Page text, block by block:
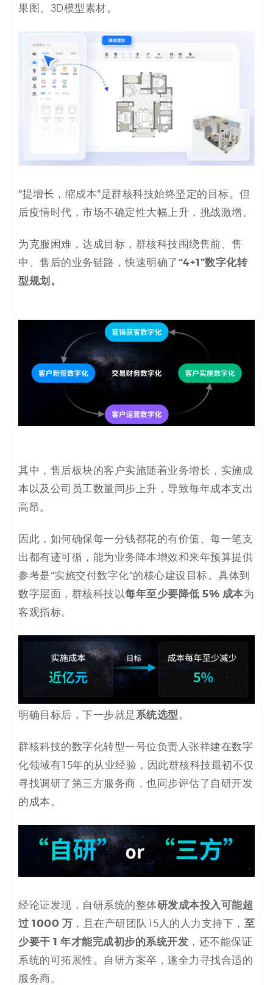
_
零
代
码
案
皮
书
果图、3D模型素材。
“提增长，缩成本”是群核科技始终坚定的目标。但
后疫情时代，市场不确定性大幅上升，挑战激增。
为克服困难，达成目标，群核科技围绕售前、售
中、售后的业务链路，快速明确了 “4+1”数字化转
型规划。
其中，售后板块的客户实施随着业务增长，实施成
本以及公司员工数量同步上升，导致每年成本支出
高昂。
因此，如何确保每一分钱都花的有价值、每一笔支
出都有迹可循，能为业务降本增效和来年预算提供
参考是“实施交付数字化”的核心建设目标。具体到
数字层面，群核科技以每年至少要降低 5% 成本为
客观指标。
明确目标后，下一步就是系统选型。
群核科技的数字化转型一号位负责人张祥建在数字
化领域有15年的从业经验，因此群核科技最初不仅
寻找调研了第三方服务商，也同步评估了自研开发
的成本。
经论证发现，自研系统的整体研发成本投入可能超
过 1000 万 ，且在产研团队15人的人力支持下， 至
少要干 1 年才能完成初步的系统开发 ，还不能保证
系统的可拓展性。自研方案卒，遂全力寻找合适的
服务商。